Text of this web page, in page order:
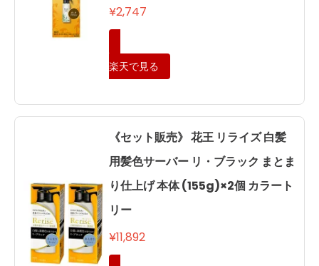
¥2,747
楽天で見る
《セット販売》 花王 リライズ 白髪
用髪色サーバー リ・ブラック まとま
り仕上げ 本体 (155g)×2個 カラート
リー
¥11,892